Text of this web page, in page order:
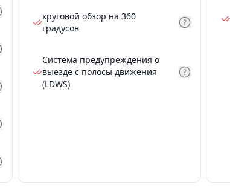
круговой обзор на 360
градусов
Система предупреждения о
выезде с полосы движения
(LDWS)